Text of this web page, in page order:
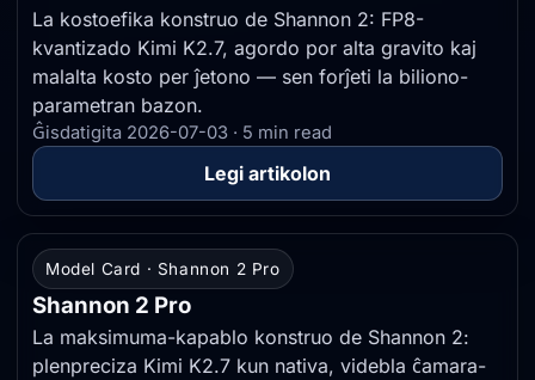
La kostoefika konstruo de Shannon 2: FP8-
kvantizado Kimi K2.7, agordo por alta gravito kaj
malalta kosto per ĵetono — sen forĵeti la biliono-
parametran bazon.
Ĝisdatigita 2026-07-03 · 5 min read
Legi artikolon
Model Card · Shannon 2 Pro
Shannon 2 Pro
La maksimuma-kapablo konstruo de Shannon 2:
plenpreciza Kimi K2.7 kun nativa, videbla ĉamara-